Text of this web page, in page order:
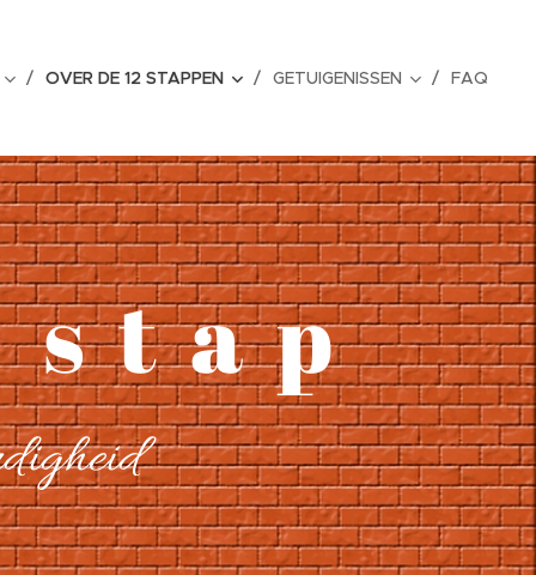
OVER DE 12 STAPPEN GETUIGENISSEN FAQ
t a p